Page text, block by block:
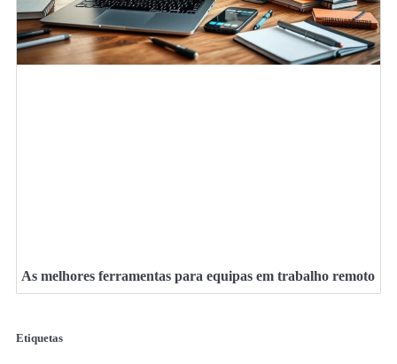
As melhores ferramentas para equipas em trabalho remoto
Etiquetas